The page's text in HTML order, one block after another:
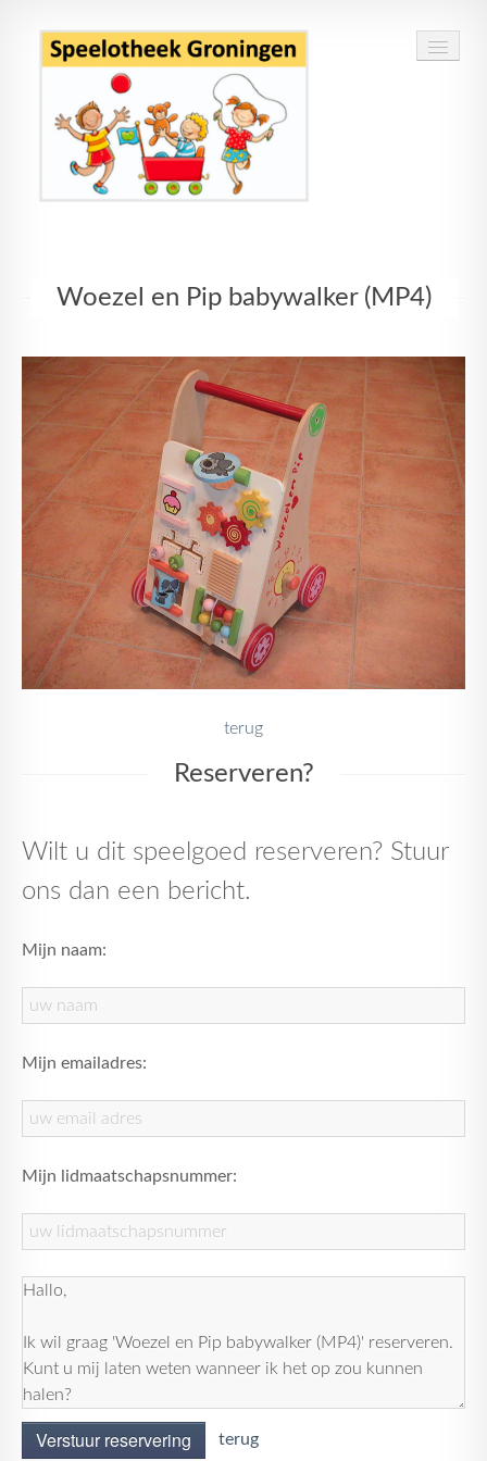
Speelgoed
Openingstijden
Routebeschrijving
Contact
Woezel en Pip babywalker (MP4)
terug
Reserveren?
Wilt u dit speelgoed reserveren? Stuur
ons dan een bericht.
Mijn naam:
Mijn emailadres:
Mijn lidmaatschapsnummer:
Verstuur reservering terug